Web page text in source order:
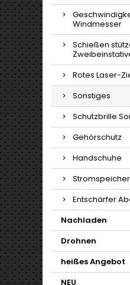
Windmesser
Schießen
Rotes Laser-
Sonstiges
Schutzbrille
Gehörschutz
Handschuhe
Entschärfer
Nachladen
Drohnen
heißes Angebot
NEU